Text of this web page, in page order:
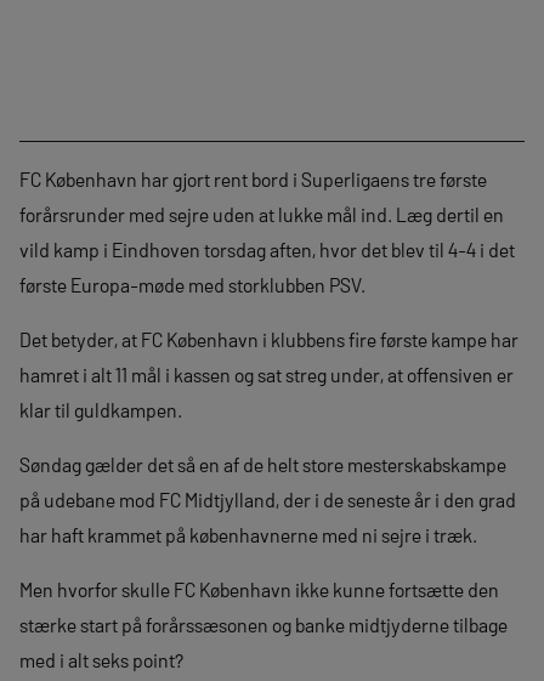
FC København har gjort rent bord i Superligaens tre første
forårsrunder med sejre uden at lukke mål ind. Læg dertil en
vild kamp i Eindhoven torsdag aften, hvor det blev til 4-4 i det
første Europa-møde med storklubben PSV.
Det betyder, at FC København i klubbens fire første kampe har
hamret i alt 11 mål i kassen og sat streg under, at offensiven er
klar til guldkampen.
Søndag gælder det så en af de helt store mesterskabskampe
på udebane mod FC Midtjylland, der i de seneste år i den grad
har haft krammet på københavnerne med ni sejre i træk.
Men hvorfor skulle FC København ikke kunne fortsætte den
stærke start på forårssæsonen og banke midtjyderne tilbage
med i alt seks point?